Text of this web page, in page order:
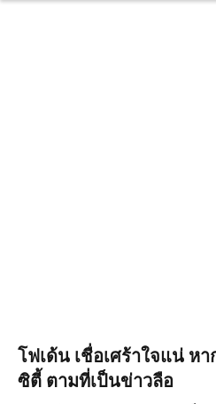
โฟเด้น เชื่อเศร้าใจแน่ ห
ซิตี้ ตามที่เป็นข่าวลือ